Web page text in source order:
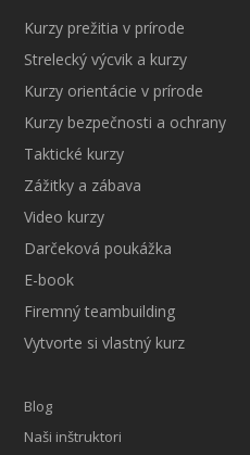
Kurzy prežitia v prírode
Strelecký výcvik a kurzy
Kurzy orientácie v prírode
Kurzy bezpečnosti a ochrany
Taktické kurzy
Zážitky a zábava
Video kurzy
Darčeková poukážka
E-book
Firemný teambuilding
Vytvorte si vlastný kurz
Blog
Naši inštruktori